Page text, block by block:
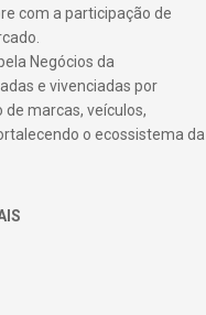
com a participação de
Negócios da
e vivenciadas por
marcas, veículos,
o ecossistema da